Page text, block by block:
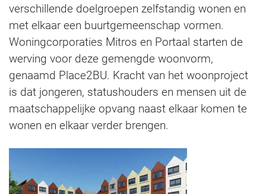
verschillende doelgroepen zelfstandig wonen en
met elkaar een buurtgemeenschap vormen.
Woningcorporaties Mitros en Portaal starten de
werving voor deze gemengde woonvorm,
genaamd Place2BU. Kracht van het woonproject
is dat jongeren, statushouders en mensen uit de
maatschappelijke opvang naast elkaar komen te
wonen en elkaar verder brengen.